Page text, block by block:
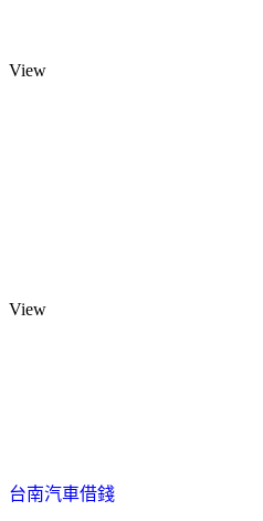
View
View
台南汽車借錢